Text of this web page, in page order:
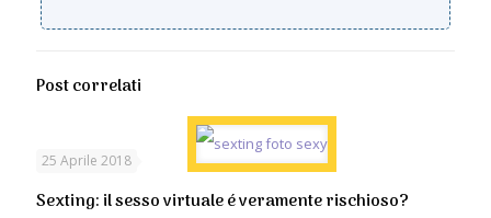
Post correlati
25 Aprile 2018
Sexting: il sesso virtuale é veramente rischioso?